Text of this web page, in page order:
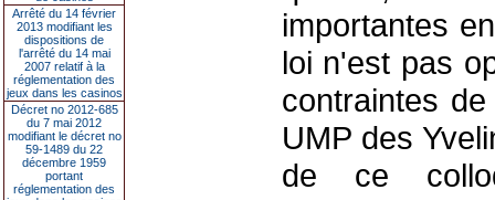
Arrêté du 14 février
2013 modifiant les
dispositions de
l'arrêté du 14 mai
2007 relatif à la
réglementation des
jeux dans les casinos
Décret no 2012-685
du 7 mai 2012
modifiant le décret no
59-1489 du 22
décembre 1959
portant
réglementation des
importantes
loi n'est pas
contraintes
UMP des
de ce